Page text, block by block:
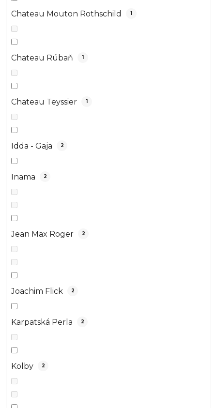
Chateau Mouton Rothschild 1
Chateau Rúbaň 1
Chateau Teyssier 1
Idda - Gaja 2
Inama 2
Jean Max Roger 2
Joachim Flick 2
Karpatská Perla 2
Kolby 2